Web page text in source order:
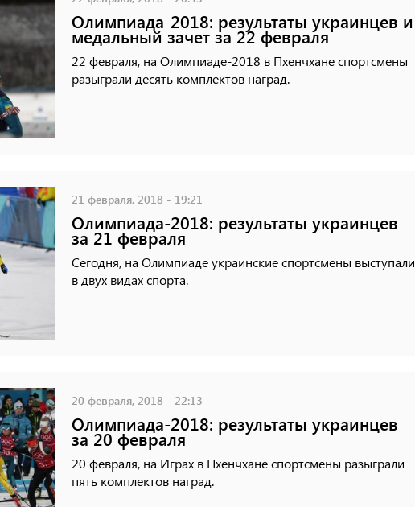
Олимпиада-2018: результаты украинцев и
медальный зачет за 22 февраля
22 февраля, на Олимпиаде-2018 в Пхенчхане спортсмены
разыграли десять комплектов наград.
21 февраля, 2018 - 19:21
Олимпиада-2018: результаты украинцев
за 21 февраля
Сегодня, на Олимпиаде украинские спортсмены выступали
в двух видах спорта.
20 февраля, 2018 - 22:13
Олимпиада-2018: результаты украинцев
за 20 февраля
20 февраля, на Играх в Пхенчхане спортсмены разыграли
пять комплектов наград.